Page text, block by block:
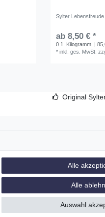
Sylter
ab 8,50 € *
0.1 Kilogramm |
*inkl. ges. MwSt.
Original
Alle
Alle
Auswahl